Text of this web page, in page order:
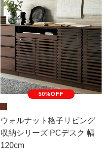
50%OFF
ウォルナット格子リビング
収納シリーズ PCデスク 幅
120cm